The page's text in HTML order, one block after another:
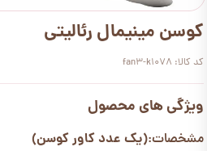
کوسن مینیمال رئالیتی
کد کالا: fan3-k1078
ویژگی های محصول
مشخصات:(یک عدد کاور کوسن)